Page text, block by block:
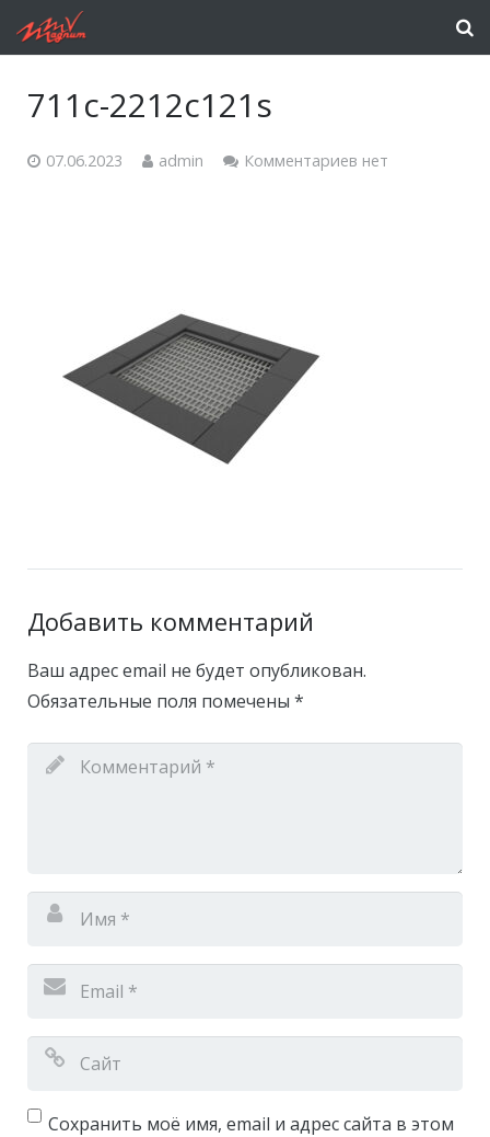
711c-2212c121s
07.06.2023 admin Комментариев нет
Добавить комментарий
Ваш адрес email не будет опубликован.
Обязательные поля помечены *
Сохранить моё имя, email и адрес сайта в этом